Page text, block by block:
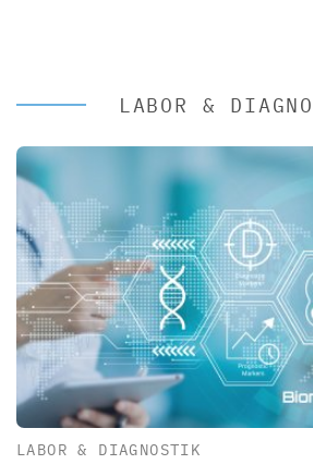
LABOR &
LABOR & DIAGNOSTIK